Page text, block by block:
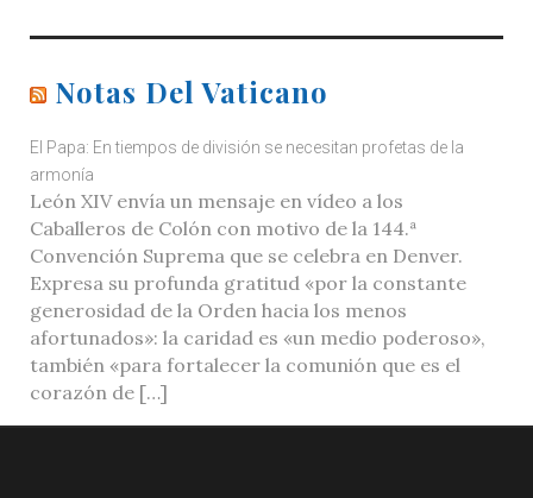
Notas Del Vaticano
El Papa: En tiempos de división se necesitan profetas de la
armonía
León XIV envía un mensaje en vídeo a los
Caballeros de Colón con motivo de la 144.ª
Convención Suprema que se celebra en Denver.
Expresa su profunda gratitud «por la constante
generosidad de la Orden hacia los menos
afortunados»: la caridad es «un medio poderoso»,
también «para fortalecer la comunión que es el
corazón de […]